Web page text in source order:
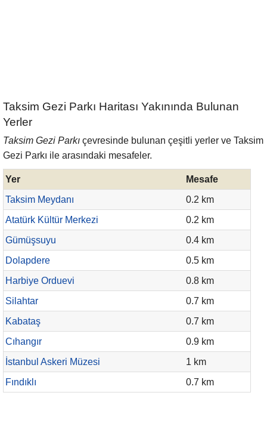
Taksim Gezi Parkı Haritası Yakınında Bulunan
Yerler
Taksim Gezi Parkı çevresinde bulunan çeşitli yerler ve Taksim
Gezi Parkı ile arasındaki mesafeler.
Yer
Mesafe
Taksim Meydanı
0.2 km
Atatürk Kültür Merkezi
0.2 km
Gümüşsuyu
0.4 km
Dolapdere
0.5 km
Harbiye Orduevi
0.8 km
Silahtar
0.7 km
Kabataş
0.7 km
Cıhangır
0.9 km
İstanbul Askeri Müzesi
1 km
Fındıklı
0.7 km